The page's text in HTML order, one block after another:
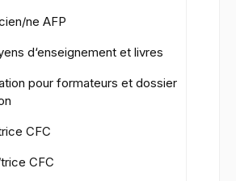
ne AFP
d‘enseignement et livres
pour formateurs et dossier
CFC
CFC